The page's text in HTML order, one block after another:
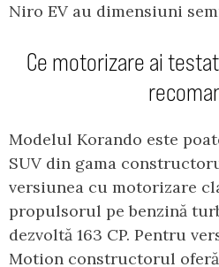
Niro EV au dimensiuni
Ce motorizare ai
Modelul Korando este
SUV din gama
versiunea cu motorizare
propulsorul pe benzină
dezvoltă 163 CP. Pentru
Motion constructorul